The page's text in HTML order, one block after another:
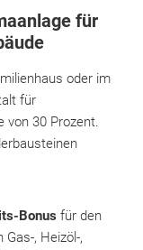
für
oder im
für
von 30 Prozent.
Bonus für den
, Heizöl-,